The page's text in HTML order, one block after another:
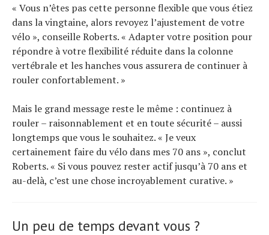
« Vous n’êtes pas cette personne flexible que vous étiez
dans la vingtaine, alors revoyez l’ajustement de votre
vélo », conseille Roberts. « Adapter votre position pour
répondre à votre flexibilité réduite dans la colonne
vertébrale et les hanches vous assurera de continuer à
rouler confortablement. »
Mais le grand message reste le même : continuez à
rouler – raisonnablement et en toute sécurité – aussi
longtemps que vous le souhaitez. « Je veux
certainement faire du vélo dans mes 70 ans », conclut
Roberts. « Si vous pouvez rester actif jusqu’à 70 ans et
au-delà, c’est une chose incroyablement curative. »
Un peu de temps devant vous ?